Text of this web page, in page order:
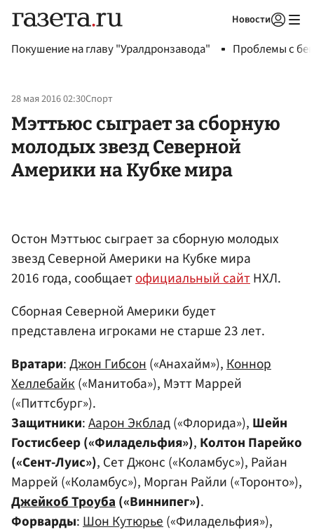
Новости
Покушение на главу "Уралдронзавода" Проблемы с
28 мая 2016 02:30Спорт
Мэттьюс сыграет за сборную
молодых звезд Северной
Америки на Кубке мира
Остон Мэттьюс сыграет за сборную молодых
звезд Северной Америки на Кубке мира
2016 года, сообщаетофициальный сайтНХЛ.
Сборная Северной Америки будет
представлена игроками не старше 23 лет.
Вратари:Джон Гибсон(«Анахайм»),Коннор
Хеллебайк(«Манитоба»), Мэтт Маррей
(«Питтсбург»).
Защитники:Аарон Экблад(«Флорида»), Шейн
Гостисбеер («Филадельфия»), Колтон Парейко
(«Сент-Луис»), Сет Джонс («Коламбус»), Райан
Маррей («Коламбус»), Морган Райли («Торонто»),
Джейкоб Троуба(«Виннипег»).
Форварды:Шон Кутюрье(«Филадельфия»),